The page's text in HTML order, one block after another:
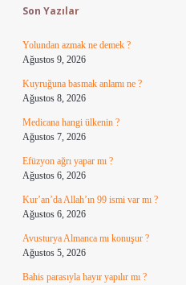
Son Yazılar
Yolundan azmak ne demek ?
Ağustos 9, 2026
Kuyruğuna basmak anlamı ne ?
Ağustos 8, 2026
Medicana hangi ülkenin ?
Ağustos 7, 2026
Efüzyon ağrı yapar mı ?
Ağustos 6, 2026
Kur’an’da Allah’ın 99 ismi var mı ?
Ağustos 6, 2026
Avusturya Almanca mı konuşur ?
Ağustos 5, 2026
Bahis parasıyla hayır yapılır mı ?